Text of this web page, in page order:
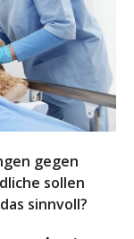
gegen
sollen
sinnvoll?